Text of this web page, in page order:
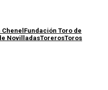
Chenel Fundación Toro de
NovilladasTorerosToros